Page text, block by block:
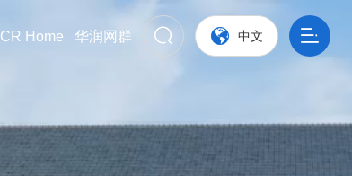
CR Home 华润网群 中文